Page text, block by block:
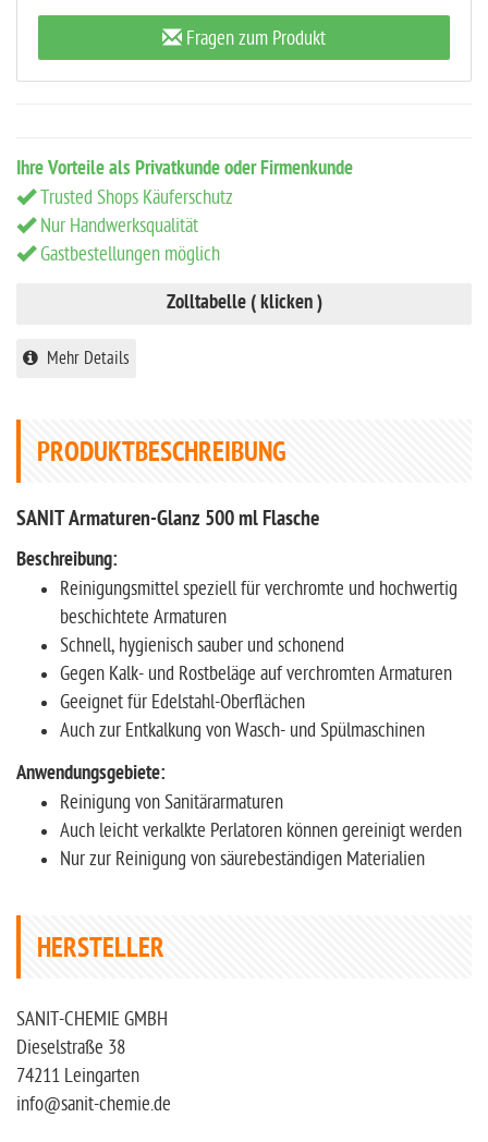
Fragen zum Produkt
Ihre Vorteile als Privatkunde oder Firmenkunde
Trusted Shops Käuferschutz
Nur Handwerksqualität
Gastbestellungen möglich
Zolltabelle ( klicken )
Mehr Details
PRODUKTBESCHREIBUNG
SANIT Armaturen-Glanz 500 ml Flasche
Beschreibung:
Reinigungsmittel speziell für verchromte und hochwertig
beschichtete Armaturen
Schnell, hygienisch sauber und schonend
Gegen Kalk- und Rostbeläge auf verchromten Armaturen
Geeignet für Edelstahl-Oberflächen
Auch zur Entkalkung von Wasch- und Spülmaschinen
Anwendungsgebiete:
Reinigung von Sanitärarmaturen
Auch leicht verkalkte Perlatoren können gereinigt werden
Nur zur Reinigung von säurebeständigen Materialien
HERSTELLER
SANIT-CHEMIE GMBH
Dieselstraße 38
74211 Leingarten
info@sanit-chemie.de